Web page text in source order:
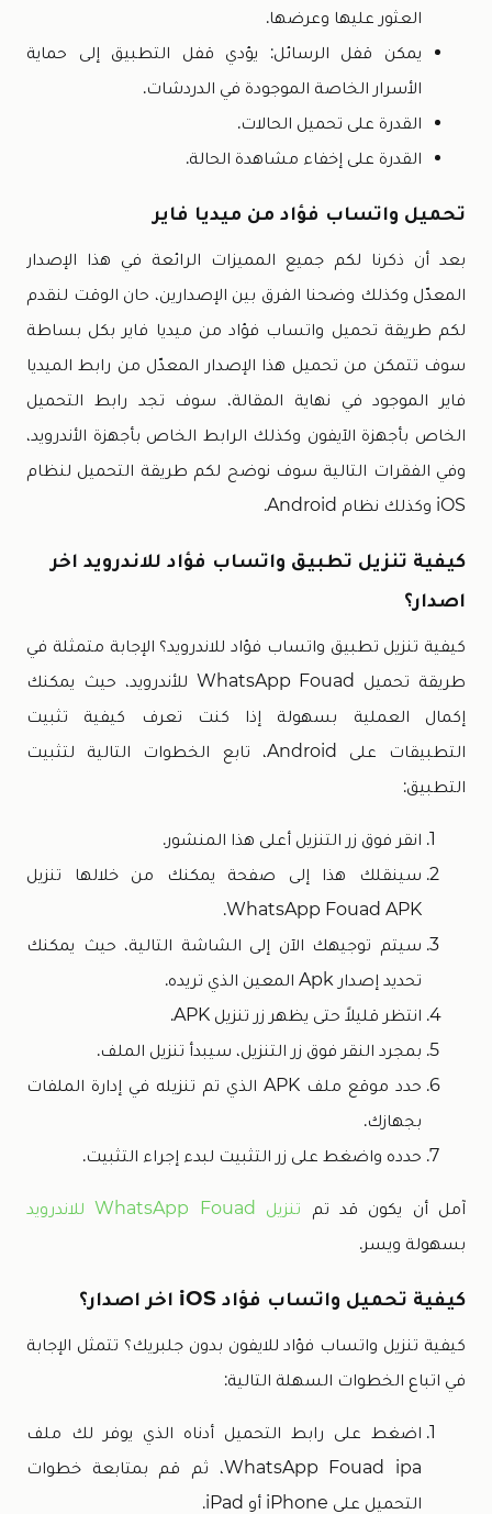
العثور عليها وعرضها.
يمكن قفل الرسائل: يؤدي قفل التطبيق إلى حماية
الأسرار الخاصة الموجودة في الدردشات.
القدرة على تحميل الحالات.
القدرة على إخفاء مشاهدة الحالة.
تحميل واتساب فؤاد من ميديا فاير
بعد أن ذكرنا لكم جميع المميزات الرائعة في هذا الإصدار
المعدّل وكذلك وضحنا الفرق بين الإصدارين، حان الوقت لنقدم
لكم طريقة تحميل واتساب فؤاد من ميديا فاير بكل بساطة
سوف تتمكن من تحميل هذا الإصدار المعدّل من رابط الميديا
فاير الموجود في نهاية المقالة، سوف تجد رابط التحميل
الخاص بأجهزة الآيفون وكذلك الرابط الخاص بأجهزة الأندرويد،
وفي الفقرات التالية سوف نوضح لكم طريقة التحميل لنظام
iOS وكذلك نظام Android.
كيفية تنزيل تطبيق واتساب فؤاد للاندرويد اخر
اصدار؟
كيفية تنزيل تطبيق واتساب فؤاد للاندرويد؟ الإجابة متمثلة في
طريقة تحميل WhatsApp Fouad للأندرويد، حيث يمكنك
إكمال العملية بسهولة إذا كنت تعرف كيفية تثبيت
التطبيقات على Android، تابع الخطوات التالية لتثبيت
التطبيق:
انقر فوق زر التنزيل أعلى هذا المنشور.
سينقلك هذا إلى صفحة يمكنك من خلالها تنزيل
WhatsApp Fouad APK.
سيتم توجيهك الآن إلى الشاشة التالية، حيث يمكنك
تحديد إصدار Apk المعين الذي تريده.
انتظر قليلاً حتى يظهر زر تنزيل APK.
بمجرد النقر فوق زر التنزيل، سيبدأ تنزيل الملف.
حدد موقع ملف APK الذي تم تنزيله في إدارة الملفات
بجهازك.
حدده واضغط على زر التثبيت لبدء إجراء التثبيت.
آمل أن يكون قد تم تنزيل WhatsApp Fouad للاندرويد
بسهولة ويسر.
كيفية تحميل واتساب فؤاد iOS اخر اصدار؟
كيفية تنزيل واتساب فؤاد للايفون بدون جلبريك؟ تتمثل الإجابة
في اتباع الخطوات السهلة التالية:
اضغط على رابط التحميل أدناه الذي يوفر لك ملف
WhatsApp Fouad ipa، ثم قم بمتابعة خطوات
التحميل على iPhone أو iPad.